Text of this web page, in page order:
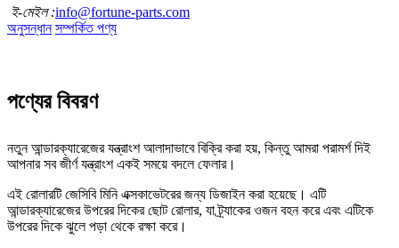
ই-মেইল :info@fortune-parts.com
অনুসন্ধান সম্পর্কিত পণ্য
পণ্যের বিবরণ
নতুন আন্ডারক্যারেজের যন্ত্রাংশ আলাদাভাবে বিক্রি করা হয়, কিন্তু আমরা পরামর্শ দিই
আপনার সব জীর্ণ যন্ত্রাংশ একই সময়ে বদলে ফেলার।
এই রোলারটি জেসিবি মিনি এক্সকাভেটরের জন্য ডিজাইন করা হয়েছে। এটি
আন্ডারক্যারেজের উপরের দিকের ছোট রোলার, যা ট্র্যাকের ওজন বহন করে এবং এটিকে
উপরের দিকে ঝুলে পড়া থেকে রক্ষা করে।